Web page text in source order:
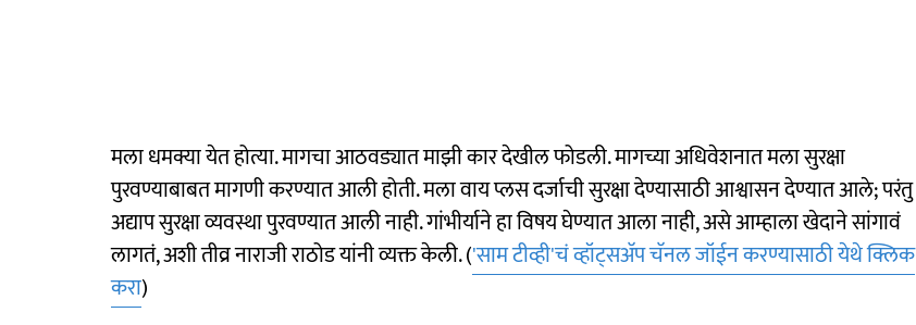
मला धमक्या येत होत्या. मागचा आठवड्यात माझी कार देखील फोडली. मागच्या अधिवेशनात मला सुरक्षा
पुरवण्याबाबत मागणी करण्यात आली होती. मला वाय प्लस दर्जाची सुरक्षा देण्यासाठी आश्वासन देण्यात आले; परंतु
अद्याप सुरक्षा व्यवस्था पुरवण्यात आली नाही. गांभीर्याने हा विषय घेण्यात आला नाही, असे आम्हाला खेदाने सांगावं
लागतं, अशी तीव्र नाराजी राठोड यांनी व्यक्त केली. ('साम टीव्ही'चं व्हॉट्सअ‍ॅप चॅनल जॉईन करण्यासाठी येथे क्लिक
करा)